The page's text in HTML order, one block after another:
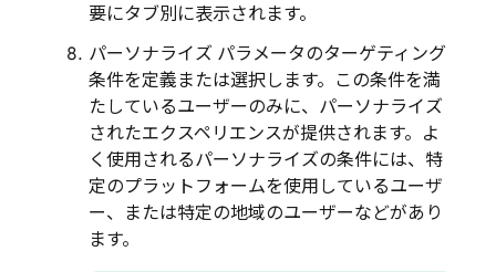
要にタブ別に表示されます。
パーソナライズ パラメータのターゲティング
条件を定義または選択します。この条件を満
たしているユーザーのみに、パーソナライズ
されたエクスペリエンスが提供されます。よ
く使用されるパーソナライズの条件には、特
定のプラットフォームを使用しているユーザ
ー、または特定の地域のユーザーなどがあり
ます。